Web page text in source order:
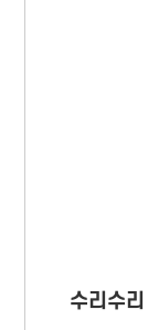
의 이야기
수리수